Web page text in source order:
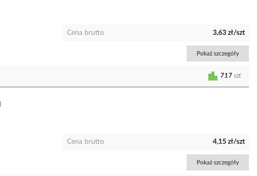
Cena brutto 3,63 zł/szt
Pokaż szczegóły
717 szt
Cena brutto 4,15 zł/szt
Pokaż szczegóły